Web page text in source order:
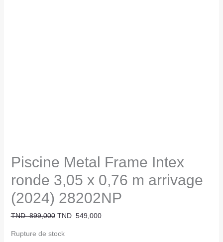
Piscine Metal Frame Intex
ronde 3,05 x 0,76 m arrivage
(2024) 28202NP
TND899,000 TND 549,000
Rupture de stock